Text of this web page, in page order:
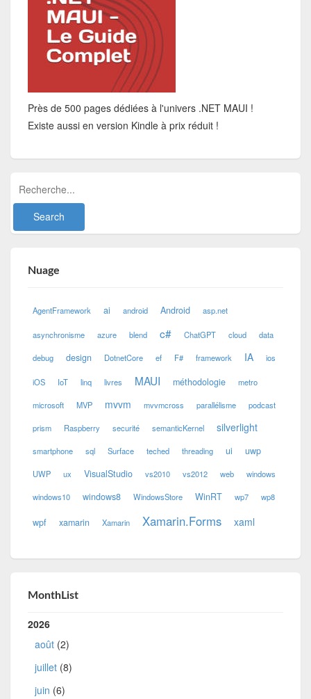
Près de 500 pages dédiées à l'univers .NET MAUI !
Existe aussi en version Kindle à prix réduit !
Nuage
AgentFramework ai android Android asp.net
asynchronisme azure blend c# ChatGPT cloud data
debug design DotnetCore ef F# framework IA ios
iOS IoT linq livres MAUI méthodologie metro
microsoft MVP mvvm mvvmcross parallélisme podcast
prism Raspberry securité semanticKernel silverlight
smartphone sql Surface teched threading ui uwp
UWP ux VisualStudio vs2010 vs2012 web windows
windows10 windows8 WindowsStore WinRT wp7 wp8
wpf xamarin Xamarin Xamarin.Forms xaml
MonthList
2026
août (2)
juillet (8)
juin (6)